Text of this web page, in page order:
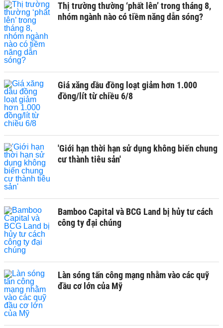
Thị trường thường ‘phất lên’ trong tháng 8,
nhóm ngành nào có tiềm năng dẫn sóng?
Giá xăng dầu đồng loạt giảm hơn 1.000
đồng/lít từ chiều 6/8
'Giới hạn thời hạn sử dụng không biến chung
cư thành tiêu sản'
Bamboo Capital và BCG Land bị hủy tư cách
công ty đại chúng
Làn sóng tấn công mạng nhằm vào các quỹ
đầu cơ lớn của Mỹ